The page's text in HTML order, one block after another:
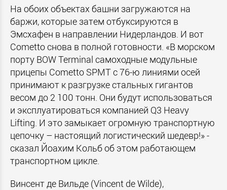
На обоих объектах башни загружаются на
баржи, которые затем отбуксируются в
Эмсхафен в направлении Нидерландов. И вот
Cometto снова в полной готовности. «В морском
порту BOW Terminal самоходные модульные
прицепы Cometto SPMT с 76-ю линиями осей
принимают к разгрузке стальных гигантов
весом до 2 100 тонн. Они будут использоваться
и эксплуатироваться компанией Q3 Heavy
Lifting. И это замыкает огромную транспортную
цепочку – настоящий логистический шедевр!» -
сказал Йоахим Кольб об этом работающем
транспортном цикле.
Винсент де Вильде (Vincent de Wilde),